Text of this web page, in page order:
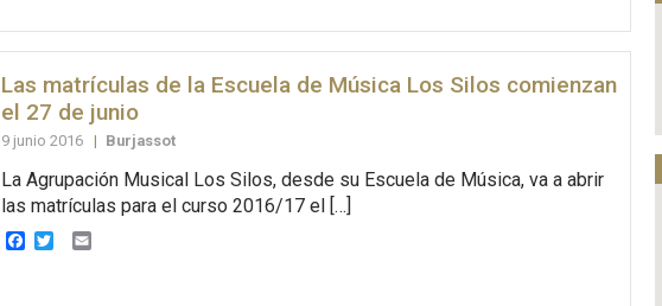
Las matrículas de la Escuela de Música Los Silos comienzan
el 27 de junio
9 junio 2016 | Burjassot
La Agrupación Musical Los Silos, desde su Escuela de Música, va a abrir
las matrículas para el curso 2016/17 el […]
Facebook
TwitterEmail